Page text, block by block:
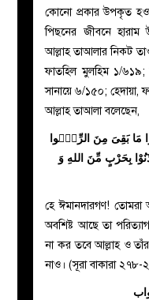
কোনো প্রকার উপকৃত
পিছনের জীবনে হারাম
আল্লাহ তাআলার নিকট
ফাতহিল মুলহিম ১/৬১৯;
সানায়ে ৬/১৫০;
আল্লাহ তাআলা বলেছেন,
مَا بَقِیَ مِنَ الرِّبٰۤوا
بِحَرْبٍ مِّنَ اللهِ وَ
হে ঈমানদারগণ!
অবশিষ্ট আছে তা
না কর তবে আল্লাহ ও
নাও। (সূরা বাকারা ২৭৮-